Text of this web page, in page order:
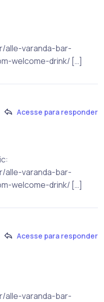
alle-varanda-bar-
welcome-drink/ […]
Acesse para responder
alle-varanda-bar-
welcome-drink/ […]
Acesse para responder
alle-varanda-bar-